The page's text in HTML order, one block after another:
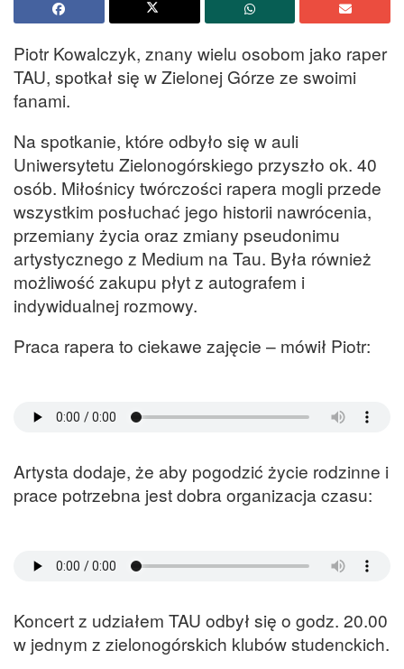
Piotr Kowalczyk, znany wielu osobom jako raper
TAU, spotkał się w Zielonej Górze ze swoimi
fanami.
Na spotkanie, które odbyło się w auli
Uniwersytetu Zielonogórskiego przyszło ok. 40
osób. Miłośnicy twórczości rapera mogli przede
wszystkim posłuchać jego historii nawrócenia,
przemiany życia oraz zmiany pseudonimu
artystycznego z Medium na Tau. Była również
możliwość zakupu płyt z autografem i
indywidualnej rozmowy.
Praca rapera to ciekawe zajęcie – mówił Piotr:
Artysta dodaje, że aby pogodzić życie rodzinne i
prace potrzebna jest dobra organizacja czasu:
Koncert z udziałem TAU odbył się o godz. 20.00
w jednym z zielonogórskich klubów studenckich.